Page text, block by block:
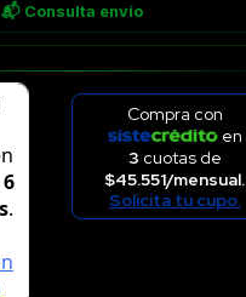
📬 Consulta envío
Compra con
en
3 cuotas de
$45.551/mensual.
Solicita tu cupo.